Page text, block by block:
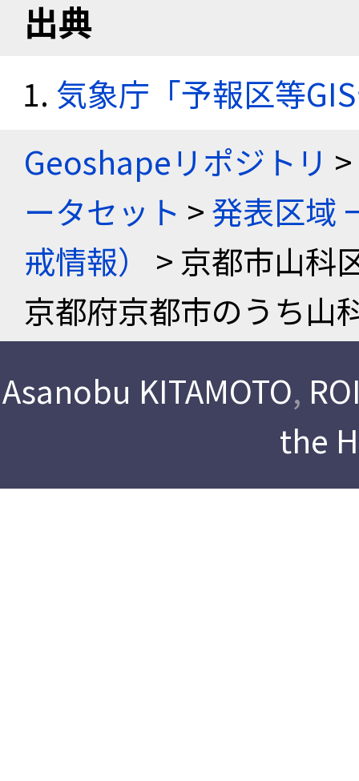
出典
気象庁「予報区等
Geoshapeリポジトリ >
ータセット >発表区域
戒情報）
> 京都市山科
京都府京都市のうち山
Asanobu KITAMOTO,
the